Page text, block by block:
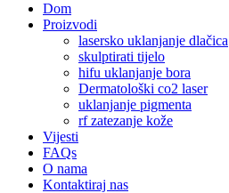
Dom
Proizvodi
lasersko uklanjanje dlačica
skulptirati tijelo
hifu uklanjanje bora
Dermatološki co2 laser
uklanjanje pigmenta
rf zatezanje kože
Vijesti
FAQs
O nama
Kontaktiraj nas